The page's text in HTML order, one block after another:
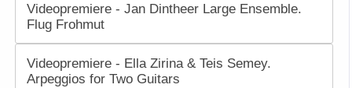
Videopremiere - Jan Dintheer Large Ensemble.
Flug Frohmut
Videopremiere - Ella Zirina & Teis Semey.
Arpeggios for Two Guitars